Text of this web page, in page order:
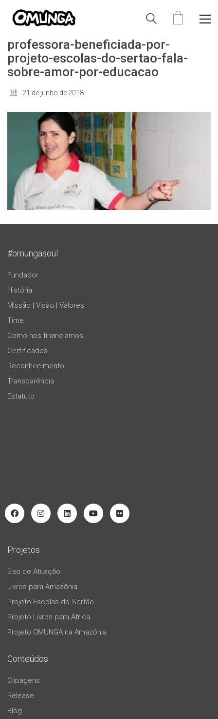
professora-beneficiada-por-
projeto-escolas-do-sertao-fala-
sobre-amor-por-educacao
21 de junho de 2018
#omungasoul
Fundador
História
Missão | Visão | Valores
Time
Como nos financiamos
Certificados
Reconhecimento
Transparência
Estatuto
Projetos
Eixo de Atuação
Livros para Amazônia
Projeto Escolas do Sertão
Projeto Livros para África
Projeto OMUNGA na Amazônia
Conteúdos
Clipagens
Release
Blog